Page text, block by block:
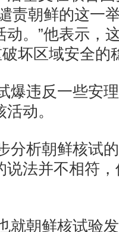
责朝鲜的这一
。”他表示，
坏区域安全的
爆违反一些安
动。
分析朝鲜核试
说法并不相符
就朝鲜核试验